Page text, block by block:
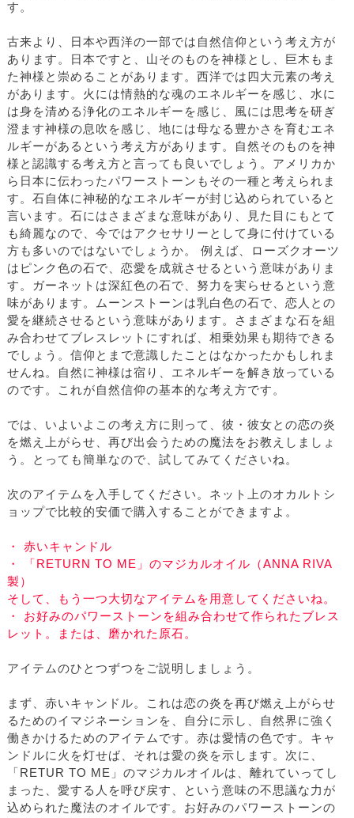
す。
古来より、日本や西洋の一部では自然信仰という考え方が
あります。日本ですと、山そのものを神様とし、巨木もま
た神様と崇めることがあります。西洋では四大元素の考え
があります。火には情熱的な魂のエネルギーを感じ、水に
は身を清める浄化のエネルギーを感じ、風には思考を研ぎ
澄ます神様の息吹を感じ、地には母なる豊かさを育むエネ
ルギーがあるという考え方があります。自然そのものを神
様と認識する考え方と言っても良いでしょう。アメリカか
ら日本に伝わったパワーストーンもその一種と考えられま
す。石自体に神秘的なエネルギーが封じ込められていると
言います。石にはさまざまな意味があり、見た目にもとて
も綺麗なので、今ではアクセサリーとして身に付けている
方も多いのではないでしょうか。 例えば、ローズクオーツ
はピンク色の石で、恋愛を成就させるという意味がありま
す。ガーネットは深紅色の石で、努力を実らせるという意
味があります。ムーンストーンは乳白色の石で、恋人との
愛を継続させるという意味があります。さまざまな石を組
み合わせてブレスレットにすれば、相乗効果も期待できる
でしょう。信仰とまで意識したことはなかったかもしれま
せんね。自然に神様は宿り、エネルギーを解き放っている
のです。これが自然信仰の基本的な考え方です。
では、いよいよこの考え方に則って、彼・彼女との恋の炎
を燃え上がらせ、再び出会うための魔法をお教えしましょ
う。とっても簡単なので、試してみてくださいね。
次のアイテムを入手してください。ネット上のオカルトシ
ョップで比較的安価で購入することができますよ。
・ 赤いキャンドル
・ 「RETURN TO ME」のマジカルオイル（ANNA RIVA
製）
そして、もう一つ大切なアイテムを用意してくださいね。
・ お好みのパワーストーンを組み合わせて作られたブレス
レット。または、磨かれた原石。
アイテムのひとつずつをご説明しましょう。
まず、赤いキャンドル。これは恋の炎を再び燃え上がらせ
るためのイマジネーションを、自分に示し、自然界に強く
働きかけるためのアイテムです。赤は愛情の色です。キャ
ンドルに火を灯せば、それは愛の炎を示します。次に、
「RETUR TO ME」のマジカルオイルは、離れていってし
まった、愛する人を呼び戻す、という意味の不思議な力が
込められた魔法のオイルです。お好みのパワーストーンの